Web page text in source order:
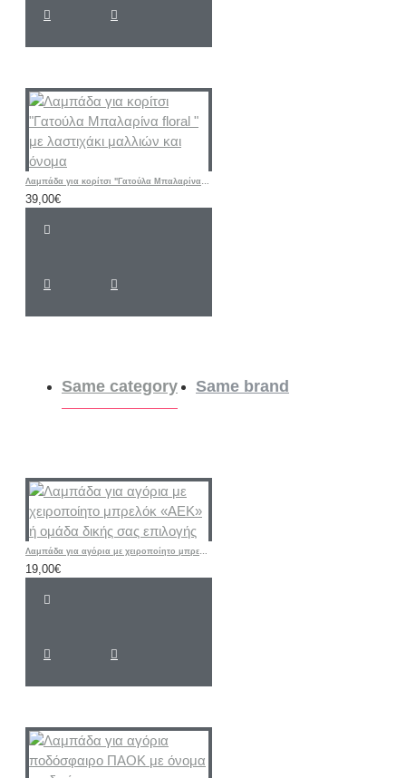
Λαμπάδα για κορίτσι "Γατούλα Μπαλαρίνα floral " με λαστιχάκι μαλλιών και όνομα
39,00€
Same category Same brand
Λαμπάδα για αγόρια με χειροποίητο μπρελόκ «ΑΕΚ» ή ομάδα δικής σας επιλογής
19,00€